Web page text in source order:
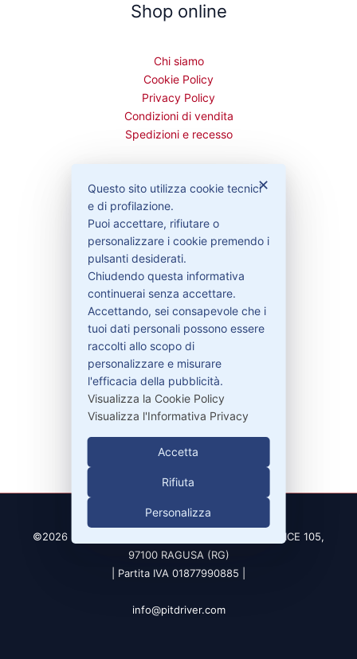
Shop online
Chi siamo
Cookie Policy
Privacy Policy
Condizioni di vendita
Spedizioni e recesso
Bisogno di aiuto?
Contattaci
Garanzie
Contatti
329-30.78.513
info@pitdriver.com
©2026 PitDriver | CROCO DEAL S.R.L. VIA DEL SALICE 105,
97100 RAGUSA (RG)
| Partita IVA 01877990885 |
info@pitdriver.com
✕
Questo sito utilizza cookie tecnici
e di profilazione.
Puoi accettare, rifiutare o
personalizzare i cookie premendo i
pulsanti desiderati.
Chiudendo questa informativa
continuerai senza accettare.
Accettando, sei consapevole che i
tuoi dati personali possono essere
raccolti allo scopo di
personalizzare e misurare
l'efficacia della pubblicità.
Visualizza la Cookie Policy
Visualizza l'Informativa Privacy
Accetta
Rifiuta
Personalizza